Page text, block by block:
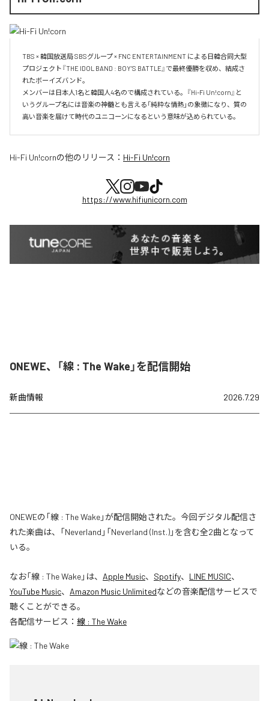
TBS × 韓国放送局 SBSグループ × FNC ENTERTAINMENT による日韓合同大型
プロジェクト『THE IDOL BAND : BOY’S BATTLE』で最終優勝を収め、結成さ
れたボーイズバンド。
メンバーは日本人1名と韓国人4名ので構成されている。『Hi-Fi Un!corn』と
いうグループ名には音楽の神髄とも言える「純粋な情熱」の象徴になり、質の
Hi-Fi Un!cornの他のリリース： Hi-Fi Un!corn
https://www.hifiunicorn.com
ONEWE、「線 : The Wake」を配信開始
新曲情報 2026.7.29
ONEWEの「線 : The Wake」が配信開始された。今回デジタル配信さ
れた楽曲は、「Neverland」「Neverland (Inst.)」を含む全2曲となって
いる。
なお「線 : The Wake」は、 Apple Music、 Spotify、 LINE MUSIC、
YouTube Music、 Amazon Music Unlimitedなどの音楽配信サービスで
聴くことができる。
各配信サービス： 線 : The Wake